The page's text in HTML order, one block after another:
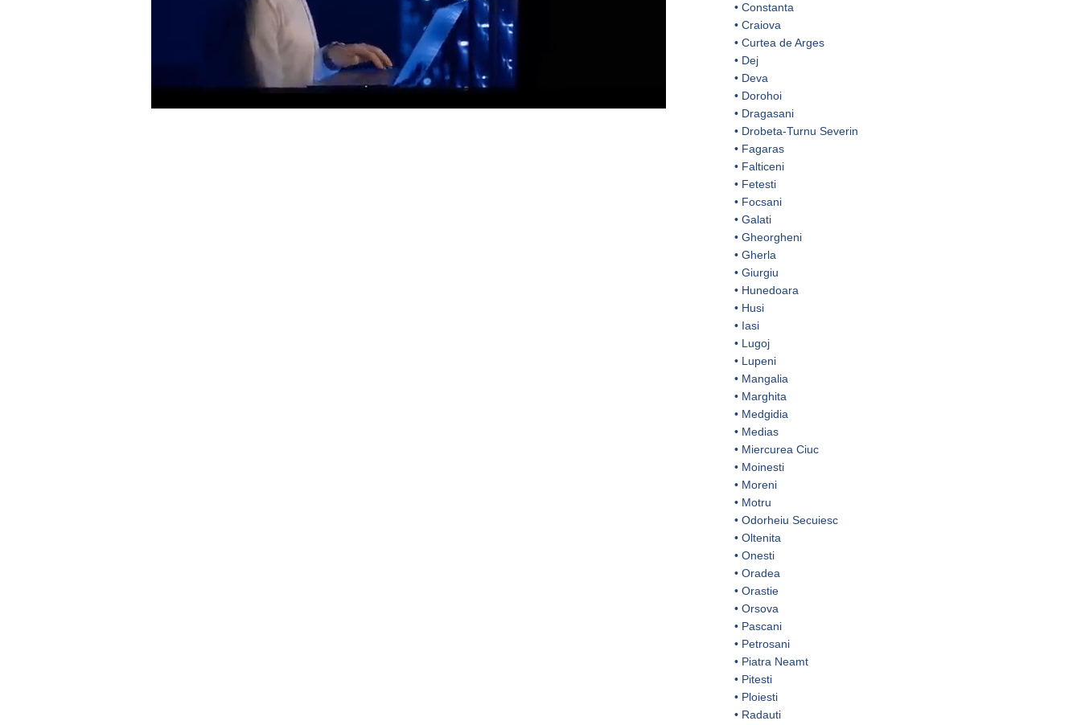
• Constanta
• Craiova
• Curtea de Arges
• Dej
• Deva
• Dorohoi
• Dragasani
• Drobeta-Turnu Severin
• Fagaras
• Falticeni
• Fetesti
• Focsani
• Galati
• Gheorgheni
• Gherla
• Giurgiu
• Hunedoara
• Husi
• Iasi
• Lugoj
• Lupeni
• Mangalia
• Marghita
• Medgidia
• Medias
• Miercurea Ciuc
• Moinesti
• Moreni
• Motru
• Odorheiu Secuiesc
• Oltenita
• Onesti
• Oradea
• Orastie
• Orsova
• Pascani
• Petrosani
• Piatra Neamt
• Pitesti
• Ploiesti
• Radauti